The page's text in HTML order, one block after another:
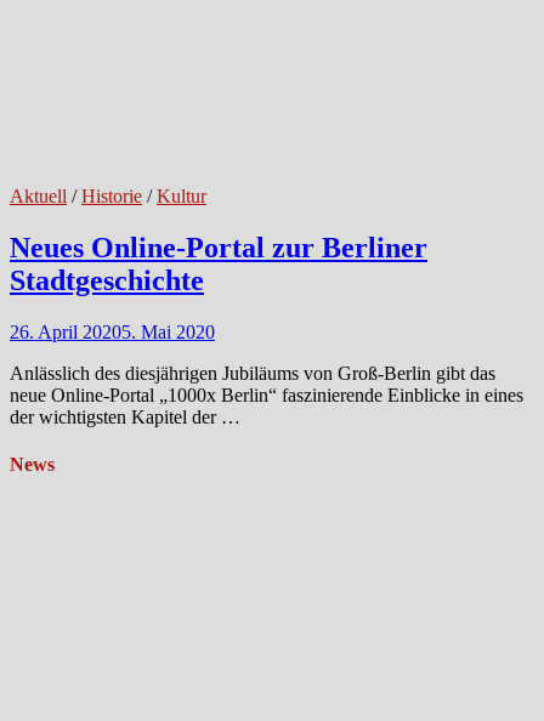
Aktuell /Historie /Kultur
Neues Online-Portal zur Berliner
Stadtgeschichte
26. April 20205. Mai 2020
Anlässlich des diesjährigen Jubiläums von Groß-Berlin gibt das
neue Online-Portal „1000x Berlin“ faszinierende Einblicke in eines
der wichtigsten Kapitel der …
News